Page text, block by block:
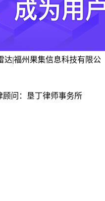
达|福州果集信息科技有限公
顾问：垦丁律师事务所